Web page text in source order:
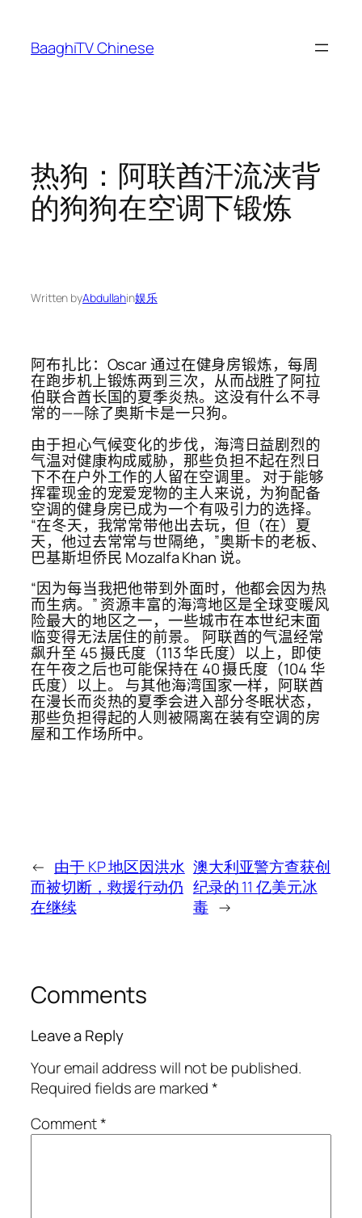
content
BaaghiTV Chinese
热狗：阿联酋汗流浃背
的狗狗在空调下锻炼
Written byAbdullahin娱乐
阿布扎比：Oscar 通过在健身房锻炼，每周
在跑步机上锻炼两到三次，从而战胜了阿拉
伯联合酋长国的夏季炎热。这没有什么不寻
常的——除了奥斯卡是一只狗。
由于担心气候变化的步伐，海湾日益剧烈的
气温对健康构成威胁，那些负担不起在烈日
下不在户外工作的人留在空调里。 对于能够
挥霍现金的宠爱宠物的主人来说，为狗配备
空调的健身房已成为一个有吸引力的选择。
“在冬天，我常常带他出去玩，但（在）夏
天，他过去常常与世隔绝，”奥斯卡的老板、
巴基斯坦侨民 Mozalfa Khan 说。
“因为每当我把他带到外面时，他都会因为热
而生病。” 资源丰富的海湾地区是全球变暖风
险最大的地区之一，一些城市在本世纪末面
临变得无法居住的前景。 阿联酋的气温经常
飙升至 45 摄氏度（113 华氏度）以上，即使
在午夜之后也可能保持在 40 摄氏度（104 华
氏度）以上。 与其他海湾国家一样，阿联酋
在漫长而炎热的夏季会进入部分冬眠状态，
那些负担得起的人则被隔离在装有空调的房
屋和工作场所中。
← 由于 KP 地区因洪水
而被切断，救援行动仍
在继续
澳大利亚警方查获创
纪录的 11 亿美元冰
毒 →
Comments
Leave a Reply
Your email address will not be published.
Required fields are marked*
Comment*